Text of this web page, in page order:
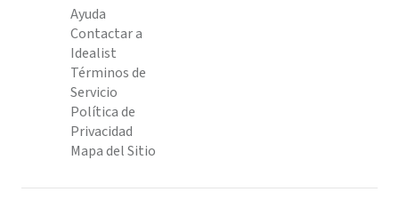
Ayuda
Contactar a
Idealist
Términos de
Servicio
Política de
Privacidad
Mapa del Sitio